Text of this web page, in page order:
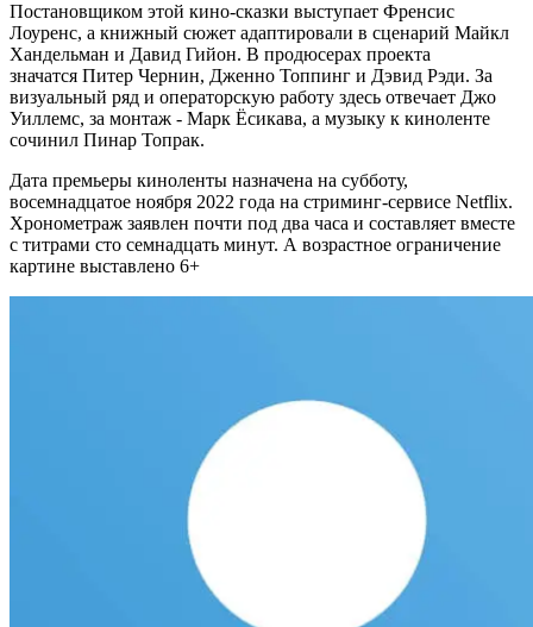
Постановщиком этой кино-сказки выступает Френсис
Лоуренс, а книжный сюжет адаптировали в сценарий Майкл
Хандельман и Давид Гийон. В продюсерах проекта
значатся Питер Чернин, Дженно Топпинг и Дэвид Рэди. За
визуальный ряд и операторскую работу здесь отвечает Джо
Уиллемс, за монтаж - Марк Ёсикава, а музыку к киноленте
сочинил Пинар Топрак.
Дата премьеры киноленты назначена на субботу,
восемнадцатое ноября 2022 года на стриминг-сервисе Netflix.
Хронометраж заявлен почти под два часа и составляет вместе
с титрами сто семнадцать минут. А возрастное ограничение
картине выставлено 6+